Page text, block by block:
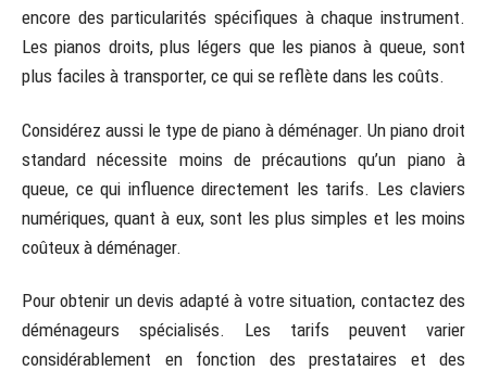
encore des particularités spécifiques à chaque instrument.
Les pianos droits, plus légers que les pianos à queue, sont
plus faciles à transporter, ce qui se reflète dans les coûts.
Considérez aussi le type de piano à déménager. Un piano droit
standard nécessite moins de précautions qu’un piano à
queue, ce qui influence directement les tarifs. Les claviers
numériques, quant à eux, sont les plus simples et les moins
coûteux à déménager.
Pour obtenir un devis adapté à votre situation, contactez des
déménageurs spécialisés. Les tarifs peuvent varier
considérablement en fonction des prestataires et des